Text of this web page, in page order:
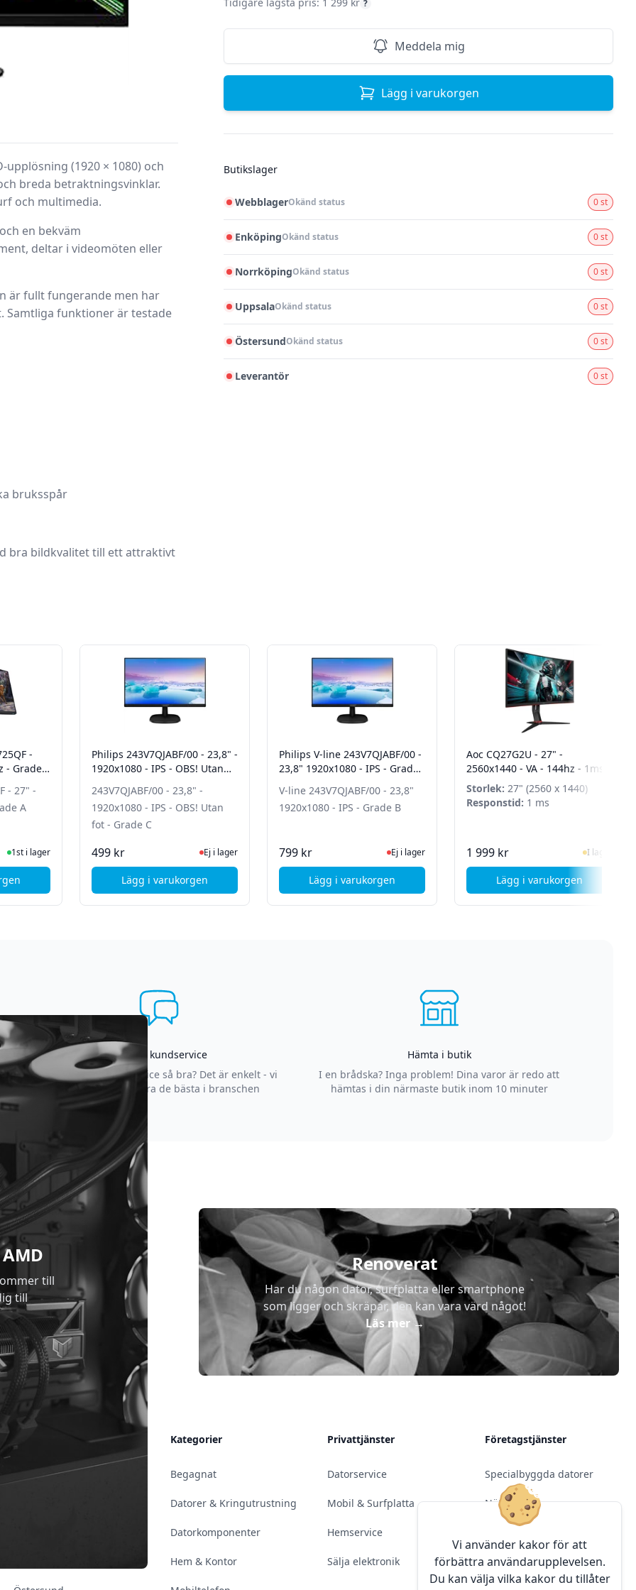
?
Meddela mig
Lägg i varukorgen
Butikslager
WebblagerOkänd status 0 st
EnköpingOkänd status 0 st
NorrköpingOkänd status 0 st
UppsalaOkänd status 0 st
ÖstersundOkänd status 0 st
Leverantör 0 st
(1920 × 1080) och
breda betraktningsvinklar.
och multimedia.
en bekväm
deltar i videomöten eller
är fullt fungerande men har
Samtliga funktioner är testade
bruksspår
bra bildkvalitet till ett attraktivt
- 165Hz - Pivot - Grade A
-
- Grade
- 27" -
A
1st i lager
Alienware AW2725QF - 27" - 4K - IPS - 360Hz - Grade A
Philips 243V7QJABF/00 - 23,8" -
1920x1080 - IPS - OBS! Utan
243V7QJABF/00 - 23,8" -
1920x1080 - IPS - OBS! Utan
fot - Grade C
499 kr Ej i lager, besök produktsidan för senaste status
Ej i lager
Lägg i varukorgen, Philips 243V7QJABF/00 - 23,8" - 1920x1080 - IPS - OBS! Utan fot - Grade C
Philips V-line 243V7QJABF/00 -
23,8" 1920x1080 - IPS - Grade
V-line 243V7QJABF/00 - 23,8"
1920x1080 - IPS - Grade B
799 kr Ej i lager, besök produktsidan för senaste status
Ej i lager
Lägg i varukorgen, Philips V-line 243V7QJABF/00 - 23,8" 1920x1080 - IPS -
Aoc CQ27G2U - 27" -
2560x1440 - VA - 144hz - 1ms -
Curved - Grade B+
Storlek: 27" (2560 x 1440)
Responstid: 1 ms
1 999 kr I lager
Lägg i varukorgen
, Aoc CQ27G2U -
Asgrym kundservice
Varför är vår kundservice så bra? Det är enkelt - vi
strävar efter att vara de bästa i branschen
Hämta i butik
I en brådska? Inga problem! Dina varor är redo att
hämtas i din närmaste butik inom 10 minuter
Vi använder kakor för att
förbättra användarupplevelsen.
Du kan välja vilka kakor du tillåter
till
till
Renoverat
Har du någon dator, surfplatta eller smartphone
som ligger och skräpar, den kan vara värd något!
Läs mer→
Kontakt & Öppettider
Kategorier
Begagnat
Datorer & Kringutrustning
Datorkomponenter
Hem & Kontor
Privattjänster
Datorservice
Mobil & Surfplatta
Hemservice
Sälja elektronik
Företagstjänster
Specialbyggda datorer
Nätverk
Programvara
Server & Backup